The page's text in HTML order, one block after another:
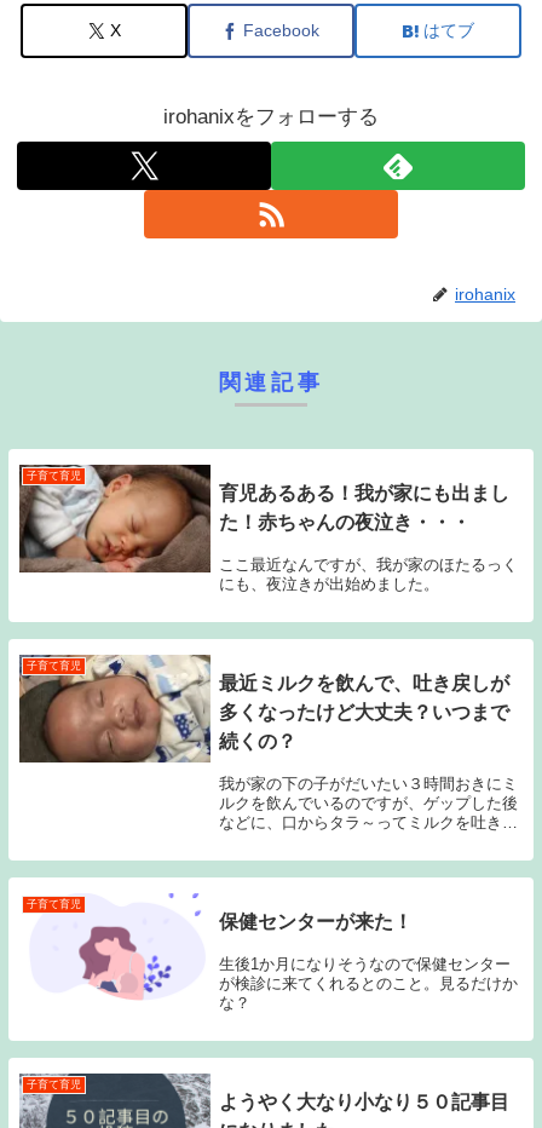
X Facebook はてブ
irohanixをフォローする
irohanix
関連記事
子育て育児
育児あるある！我が家にも出まし
た！赤ちゃんの夜泣き・・・
ここ最近なんですが、我が家のほたるっく
にも、夜泣きが出始めました。
子育て育児
最近ミルクを飲んで、吐き戻しが
多くなったけど大丈夫？いつまで
続くの？
我が家の下の子がだいたい３時間おきにミ
ルクを飲んでいるのですが、ゲップした後
などに、口からタラ～ってミルクを吐き戻
子育て育児
保健センターが来た！
生後1か月になりそうなので保健センター
が検診に来てくれるとのこと。見るだけか
な？
子育て育児
ようやく大なり小なり５０記事目